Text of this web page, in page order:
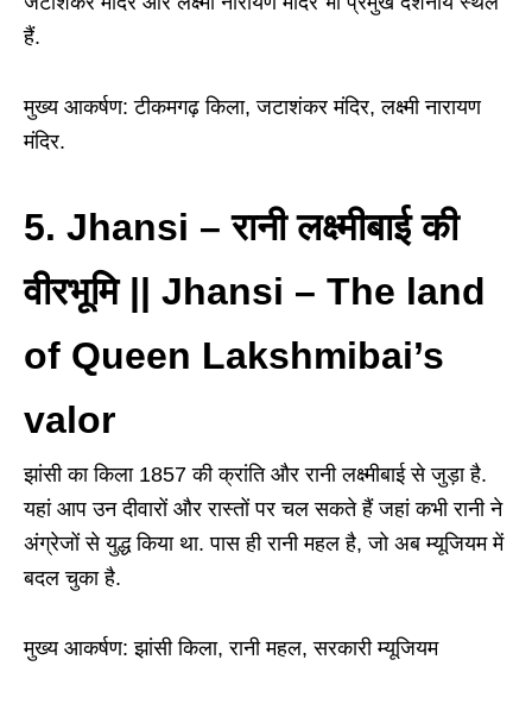
हैं.
मुख्य आकर्षण: टीकमगढ़ किला, जटाशंकर मंदिर, लक्ष्मी नारायण
मंदिर.
5. Jhansi – रानी लक्ष्मीबाई की
वीरभूमि || Jhansi – The land
of Queen Lakshmibai’s
valor
झांसी का किला 1857 की क्रांति और रानी लक्ष्मीबाई से जुड़ा है.
यहां आप उन दीवारों और रास्तों पर चल सकते हैं जहां कभी रानी ने
अंग्रेजों से युद्ध किया था. पास ही रानी महल है, जो अब म्यूजियम में
बदल चुका है.
मुख्य आकर्षण: झांसी किला, रानी महल, सरकारी म्यूजियम